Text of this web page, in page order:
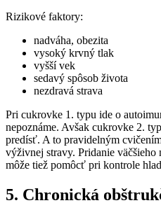
Rizikové faktory:
nadváha, obezita
vysoký krvný tlak
vyšší vek
sedavý spôsob života
nezdravá strava
Pri cukrovke 1. typu ide o
nepoznáme. Avšak cukrovke 2.
predísť. A to pravidelným
výživnej stravy. Pridanie
môže tiež pomôcť pri kontrole
5. Chronická